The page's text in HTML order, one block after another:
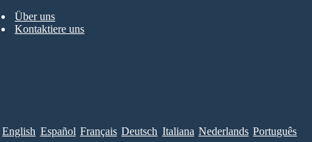
Über uns
Kontaktiere uns
English Español Français Deutsch Italiana Nederlands Português